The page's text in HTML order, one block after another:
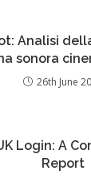
Analisi
sonora
26th June
Login: A
Report